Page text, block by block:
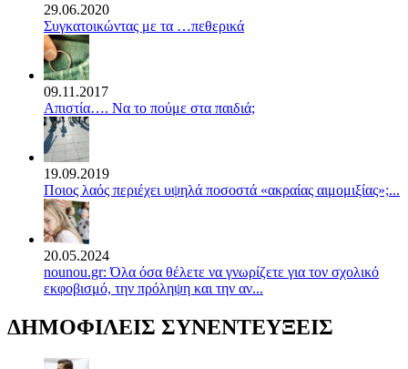
29.06.2020
Συγκατοικώντας με τα …πεθερικά
09.11.2017
Απιστία…. Να το πούμε στα παιδιά;
19.09.2019
Ποιος λαός περιέχει υψηλά ποσοστά «ακραίας αιμομιξίας»;...
20.05.2024
nounou.gr: Όλα όσα θέλετε να γνωρίζετε για τον σχολικό
εκφοβισμό, την πρόληψη και την αν...
ΔΗΜΟΦΙΛΕΙΣ ΣΥΝΕΝΤΕΥΞΕΙΣ